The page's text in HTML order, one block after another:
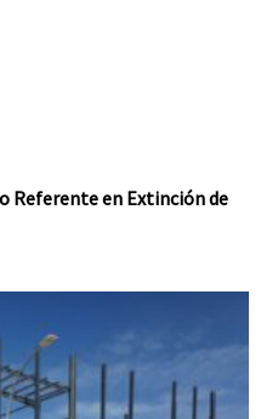
Referente en Extinción de